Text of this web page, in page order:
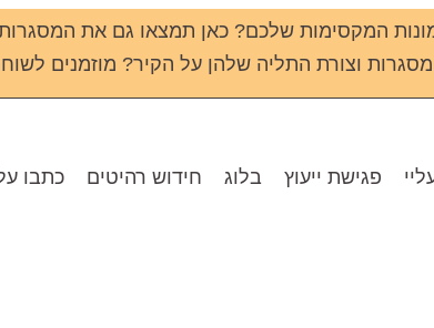
המקסימות שלכם? כאן תמצאו גם את
וצורת התליה שלהן על הקיר? מוזמנים לשוחח איתי
פגישת ייעוץ בלוג חידוש רהיטים כתבו